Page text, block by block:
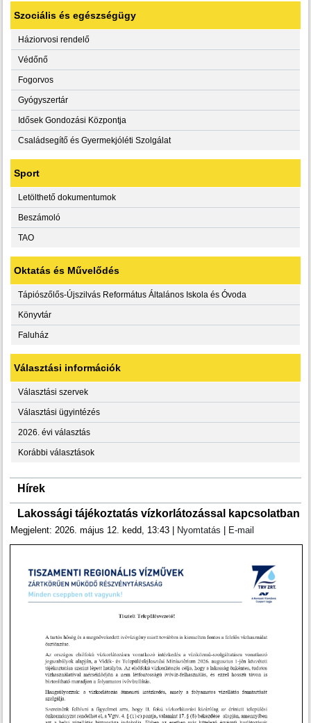
Szociális és egészségügy
Háziorvosi rendelő
Védőnő
Fogorvos
Gyógyszertár
Idősek Gondozási Központja
Családsegítő és Gyermekjóléti Szolgálat
Sport
Letölthető dokumentumok
Beszámoló
TAO
Oktatás és Művelődés
Tápiószőlős-Újszilvás Református Általános Iskola és Óvoda
Könyvtár
Faluház
Választási információk
Választási szervek
Választási ügyintézés
2026. évi választás
Korábbi választások
Hírek
Lakossági tájékoztatás vízkorlátozással kapcsolatban
Megjelent: 2026. május 12. kedd, 13:43 Nyomtatás E-mail